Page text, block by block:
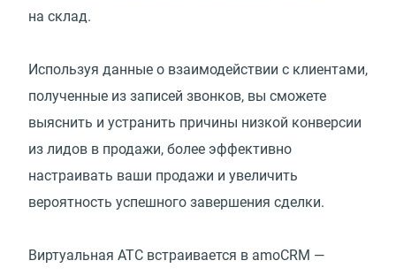
на склад.
Используя данные о взаимодействии с клиентами,
полученные из записей звонков, вы сможете
выяснить и устранить причины низкой конверсии
из лидов в продажи, более эффективно
настраивать ваши продажи и увеличить
вероятность успешного завершения сделки.
Виртуальная АТС встраивается в amoCRM —